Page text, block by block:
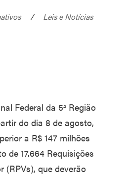
/
Leis e Notícias
Federal da 5ª Região
do dia 8 de agosto,
a R$ 147 milhões
de 17.664 Requisições
(RPVs), que deverão